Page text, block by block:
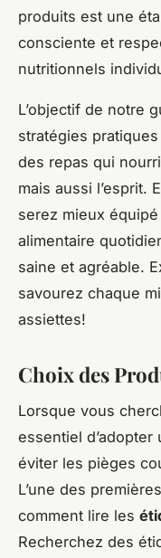
produits est une
consciente et
nutritionnels
L’objectif de notre
stratégies
des repas qui
mais aussi l’esprit.
serez mieux
alimentaire
saine et agréable.
savourez chaque
assiettes!
Choix des
Lorsque vous
essentiel
éviter les pièges
L’une des
comment lire les
Recherchez des